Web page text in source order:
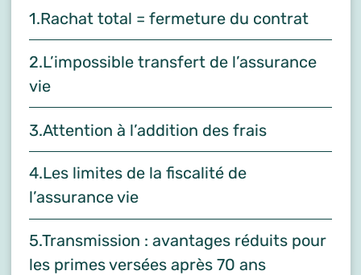
1.Rachat total = fermeture du contrat
2.L’impossible transfert de l’assurance
vie
3.Attention à l’addition des frais
4.Les limites de la fiscalité de
l’assurance vie
5.Transmission : avantages réduits pour
les primes versées après 70 ans